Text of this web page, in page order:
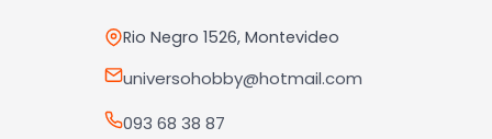
Rio Negro 1526, Montevideo
universohobby@hotmail.com
093 68 38 87